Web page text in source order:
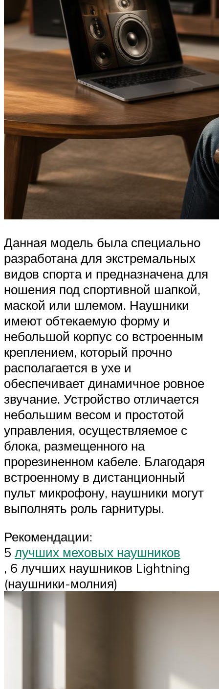
Данная модель была специально
разработана для экстремальных
видов спорта и предназначена для
ношения под спортивной шапкой,
маской или шлемом. Наушники
имеют обтекаемую форму и
небольшой корпус со встроенным
креплением, который прочно
располагается в ухе и
обеспечивает динамичное ровное
звучание. Устройство отличается
небольшим весом и простотой
управления, осуществляемое с
блока, размещенного на
прорезиненном кабеле. Благодаря
встроенному в дистанционный
пульт микрофону, наушники могут
выполнять роль гарнитуры.
Рекомендации:
5 лучших меховых наушников
, 6 лучших наушников Lightning
(наушники-молния)